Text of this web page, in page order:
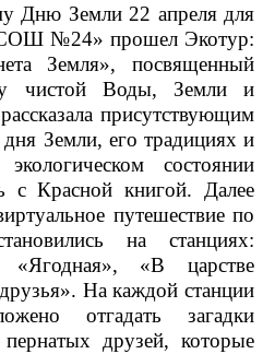
Дню Земли 22 апреля для
№24» прошел Экотур:
Земля», посвященный
чистой Воды, Земли и
присутствующим
Земли, его традициях и
состоянии
с Красной книгой. Далее
путешествие по
на станциях:
«Ягодная», «В царстве
На каждой станции
отгадать загадки
друзей, которые